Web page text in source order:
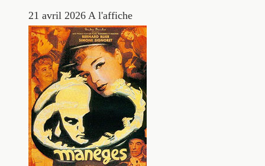
21 avril 2026 A l'affiche